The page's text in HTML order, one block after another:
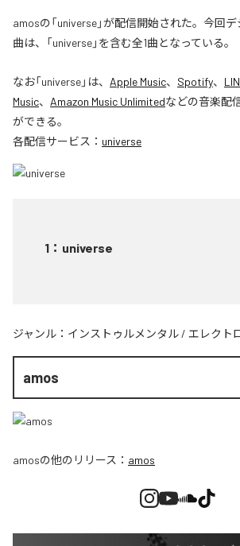
amosの「universe」が配信開始された。今回
曲は、「universe」を含む全1曲となっている。
なお「universe」は、 Apple Music、 Spotify、
Music、 Amazon Music Unlimitedなどの音楽配
ができる。
各配信サービス： universe
1 ： universe
ジャンル： インストゥルメンタル / エレクト
amos
amosの他のリリース： amos